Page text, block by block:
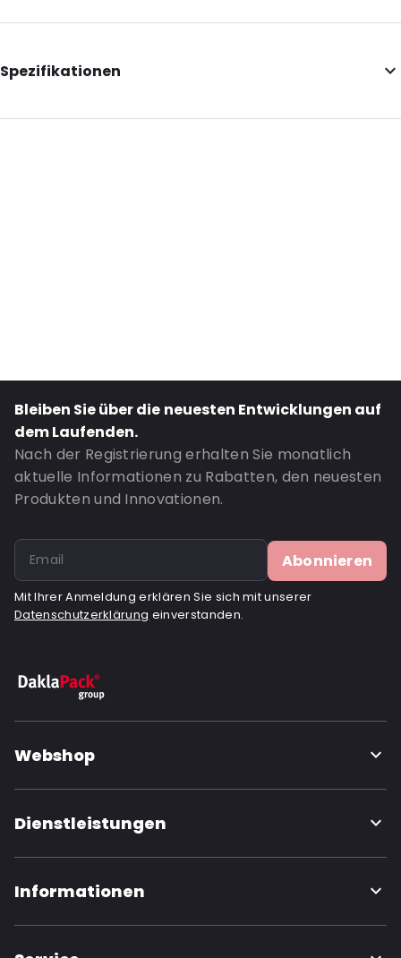
Spezifikationen
Internal Length: 340
Bestell-ID: 21043
Bleiben Sie über die neuesten Entwicklungen auf
dem Laufenden.
Nach der Registrierung erhalten Sie monatlich
aktuelle Informationen zu Rabatten, den neuesten
Produkten und Innovationen.
Abonnieren
Mit Ihrer Anmeldung erklären Sie sich mit unserer
Datenschutzerklärung einverstanden.
Webshop
Dienstleistungen
Informationen